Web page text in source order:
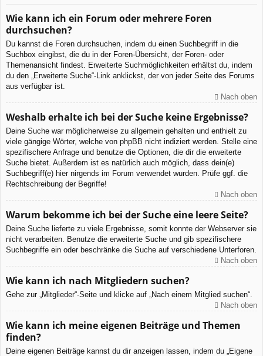
Wie kann ich ein Forum oder mehrere Foren
durchsuchen?
Du kannst die Foren durchsuchen, indem du einen Suchbegriff in die
Suchbox eingibst, die du in der Foren-Übersicht, der Foren- oder
Themenansicht findest. Erweiterte Suchmöglichkeiten erhältst du, indem
du den „Erweiterte Suche“-Link anklickst, der von jeder Seite des Forums
aus verfügbar ist.
Nach oben
Weshalb erhalte ich bei der Suche keine Ergebnisse?
Deine Suche war möglicherweise zu allgemein gehalten und enthielt zu
viele gängige Wörter, welche von phpBB nicht indiziert werden. Stelle eine
spezifischere Anfrage und benutze die Optionen, die dir die erweiterte
Suche bietet. Außerdem ist es natürlich auch möglich, dass dein(e)
Suchbegriff(e) hier nirgends im Forum verwendet wurden. Prüfe ggf. die
Rechtschreibung der Begriffe!
Nach oben
Warum bekomme ich bei der Suche eine leere Seite?
Deine Suche lieferte zu viele Ergebnisse, somit konnte der Webserver sie
nicht verarbeiten. Benutze die erweiterte Suche und gib spezifischere
Suchbegriffe ein oder beschränke die Suche auf verschiedene Unterforen.
Nach oben
Wie kann ich nach Mitgliedern suchen?
Gehe zur „Mitglieder“-Seite und klicke auf „Nach einem Mitglied suchen“.
Nach oben
Wie kann ich meine eigenen Beiträge und Themen
finden?
Deine eigenen Beiträge kannst du dir anzeigen lassen, indem du „Eigene